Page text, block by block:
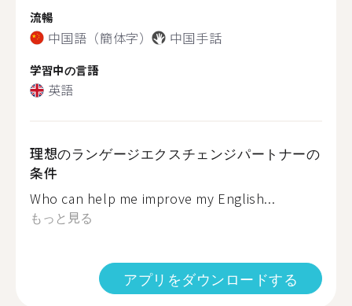
流暢
中国語（簡体字） 中国手話
学習中の言語
英語
理想のランゲージエクスチェンジパートナーの
条件
Who can help me improve my English...
もっと見る
アプリをダウンロードする